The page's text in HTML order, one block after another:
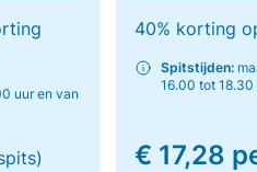
uur en van
40% korting
Spitstijden:
16.00 tot
€ 17,28